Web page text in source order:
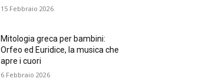
15 Febbraio 2026
Mitologia greca per bambini:
Orfeo ed Euridice, la musica che
apre i cuori
6 Febbraio 2026